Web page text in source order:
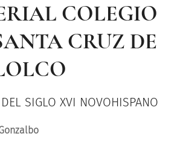
COLEGIO
CRUZ DE
DEL SIGLO XVI NOVOHISPANO